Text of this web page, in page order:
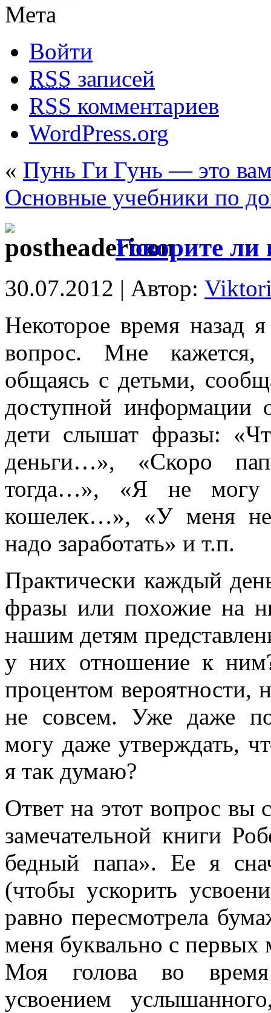
Мета
Войти
RSS записей
RSS комментариев
WordPress.org
« Пунь Ги Гунь — это
Основные учебники по
Говорите ли
30.07.2012 | Автор:
Некоторое время назад
вопрос. Мне кажется,
общаясь с детьми,
доступной
дети слышат фразы:
деньги…», «Скоро
тогда…», «Я не могу
кошелек…», «У меня
надо заработать» и т.п.
Практически каждый
фразы или похожие на
нашим детям
у них отношение к
процентом вероятности,
не совсем. Уже даже
могу даже утверждать,
я так думаю?
Ответ на этот вопрос вы
замечательной книги
бедный папа». Ее я
(чтобы ускорить
равно пересмотрела
меня буквально с первых
Моя голова во
усвоением